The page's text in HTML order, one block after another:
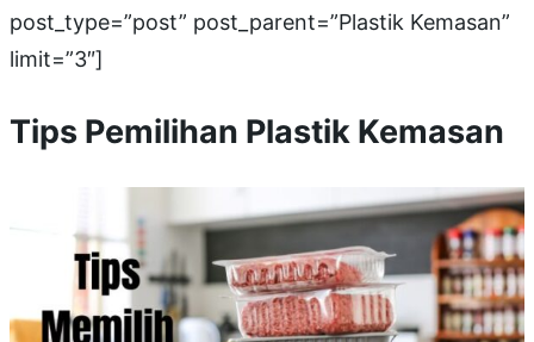
post_type=”post” post_parent=”Plastik Kemasan”
limit=”3″]
Tips Pemilihan Plastik Kemasan